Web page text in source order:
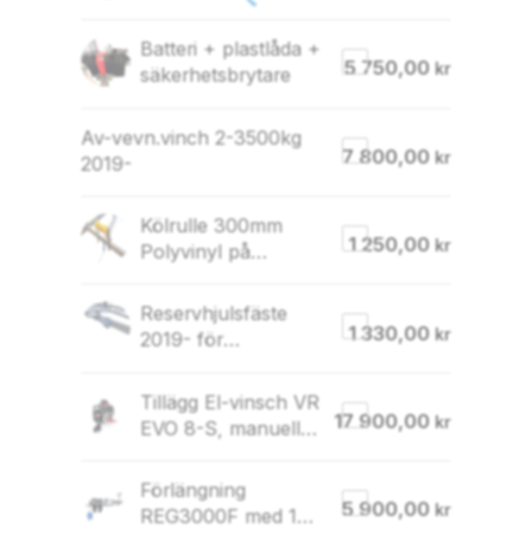
Batteri + plastlåda +
säkerhetsbrytare
5 750,00 kr
Av-vevn.vinch 2-3500kg
2019-
7 800,00 kr
Kölrulle 300mm
Polyvinyl på
80×40 rör)
1 250,00 kr
Reservhjulsfäste
2019- för
1 330,00 kr
Tillägg El-vinsch VR
EVO 8-S, manuell
17 900,00 kr
Förlängning
REG3000F med 1m
5 900,00 kr